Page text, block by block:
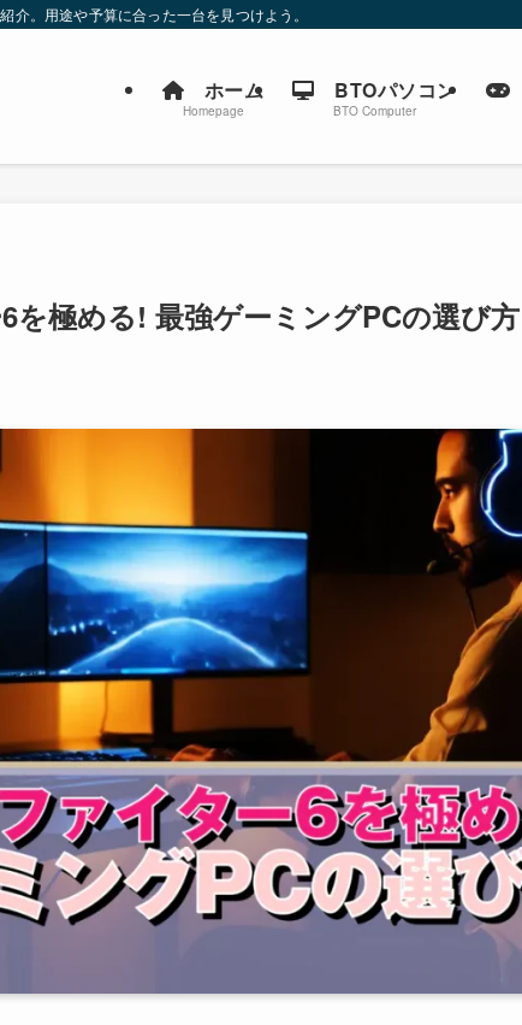
。用途や予算に合った一台を見つけよう。
ホーム
Homepage
BTOパソコン
BTO Computer
を極める! 最強ゲーミングPCの選び方